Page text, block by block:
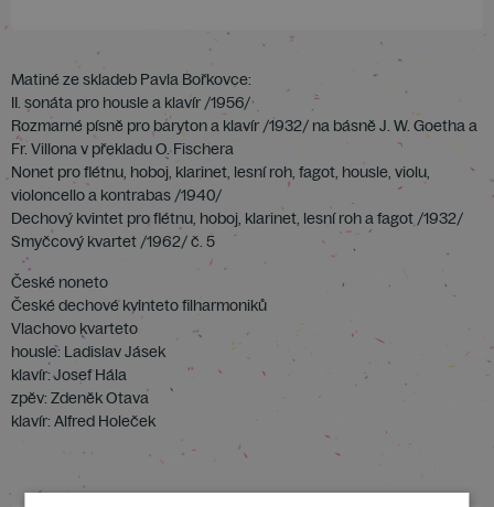
Matiné ze skladeb Pavla Bořkovce:
II. sonáta pro housle a klavír /1956/
Rozmarné písně pro baryton a klavír /1932/ na básně J. W. Goetha a
Fr. Villona v překladu O. Fischera
Nonet pro flétnu, hoboj, klarinet, lesní roh, fagot, housle, violu,
violoncello a kontrabas /1940/
Dechový kvintet pro flétnu, hoboj, klarinet, lesní roh a fagot /1932/
Smyčcový kvartet /1962/ č. 5
České noneto
České dechové kvinteto filharmoniků
Vlachovo kvarteto
housle: Ladislav Jásek
klavír: Josef Hála
zpěv: Zdeněk Otava
klavír: Alfred Holeček